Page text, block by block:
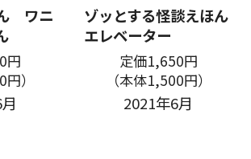
ワニ
円
）
ゾッとする怪談えほん
エレベーター
定価1,650円
（本体1,500円）
2021年6月